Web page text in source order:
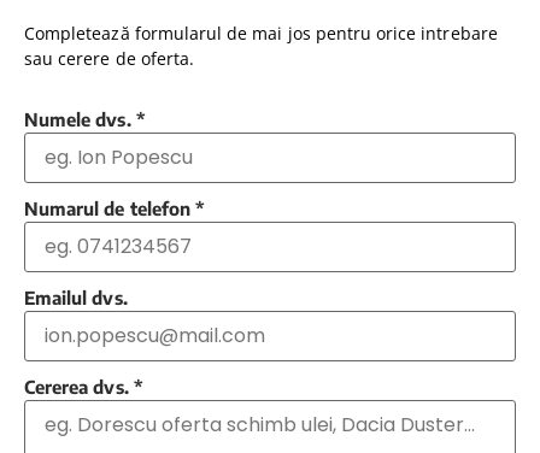
Completează formularul de mai jos pentru orice intrebare
sau cerere de oferta.
Numele dvs. *
Numarul de telefon *
Emailul dvs.
Cererea dvs. *